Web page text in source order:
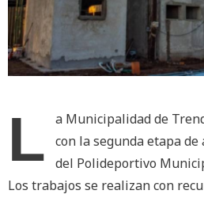
L
a Municipalidad de
con la segunda etapa
del Polideportivo
Los trabajos se realizan con